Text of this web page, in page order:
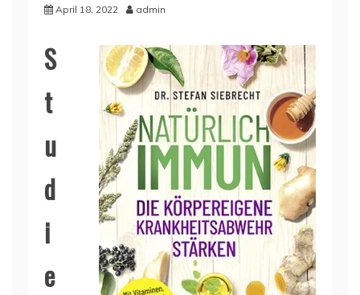
April 18, 2022 admin
S
t
u
d
i
e